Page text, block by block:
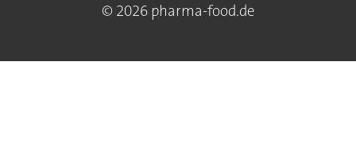
© 2026 pharma-food.de